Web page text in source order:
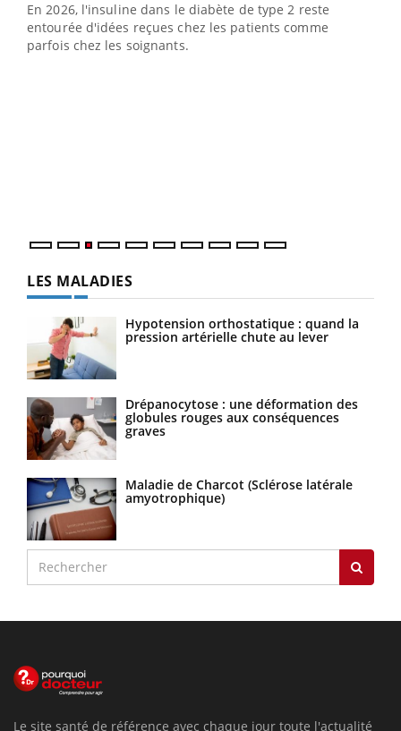
En 2026, l'insuline dans le diabète de type 2 reste
entourée d'idées reçues chez les patients comme
parfois chez les soignants.
LES MALADIES
Hypotension orthostatique : quand la
pression artérielle chute au lever
Drépanocytose : une déformation des
globules rouges aux conséquences
graves
Maladie de Charcot (Sclérose latérale
amyotrophique)
Le site santé de référence avec chaque jour toute l'actualité